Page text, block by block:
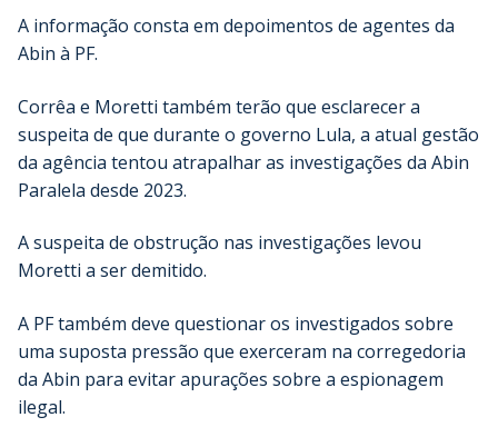
A informação consta em depoimentos de agentes da
Abin à PF.
Corrêa e Moretti também terão que esclarecer a
suspeita de que durante o governo Lula, a atual gestão
da agência tentou atrapalhar as investigações da Abin
Paralela desde 2023.
A suspeita de obstrução nas investigações levou
Moretti a ser demitido.
A PF também deve questionar os investigados sobre
uma suposta pressão que exerceram na corregedoria
da Abin para evitar apurações sobre a espionagem
ilegal.